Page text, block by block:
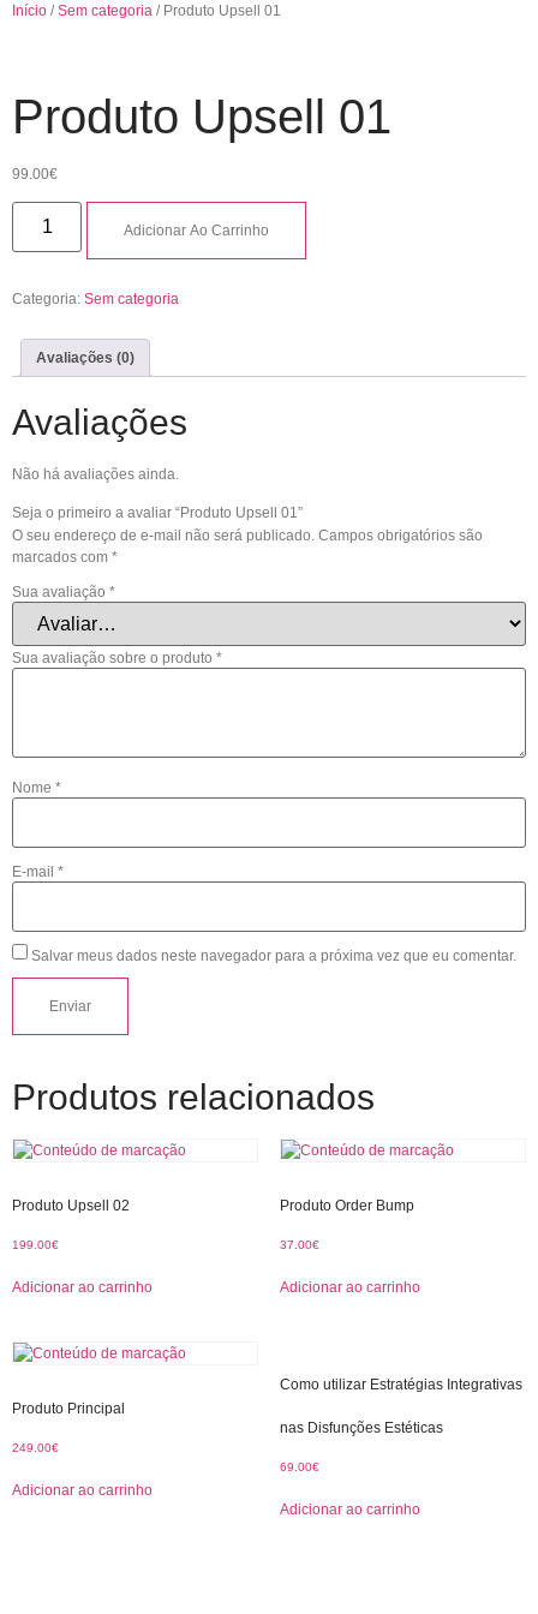
Início /Sem categoria / Produto Upsell 01
Produto Upsell 01
99.00€
Adicionar Ao Carrinho
Categoria: Sem categoria
Avaliações (0)
Avaliações
Não há avaliações ainda.
Seja o primeiro a avaliar “Produto Upsell 01”
O seu endereço de e-mail não será publicado. Campos obrigatórios são
marcados com *
Sua avaliação *
Sua avaliação sobre o produto *
Nome *
E-mail *
Salvar meus dados neste navegador para a próxima vez que eu comentar.
Produtos relacionados
Produto Upsell 02
199.00€
Adicionar ao carrinho
Produto Order Bump
37.00€
Adicionar ao carrinho
Produto Principal
249.00€
Adicionar ao carrinho
Como utilizar Estratégias Integrativas
nas Disfunções Estéticas
69.00€
Adicionar ao carrinho